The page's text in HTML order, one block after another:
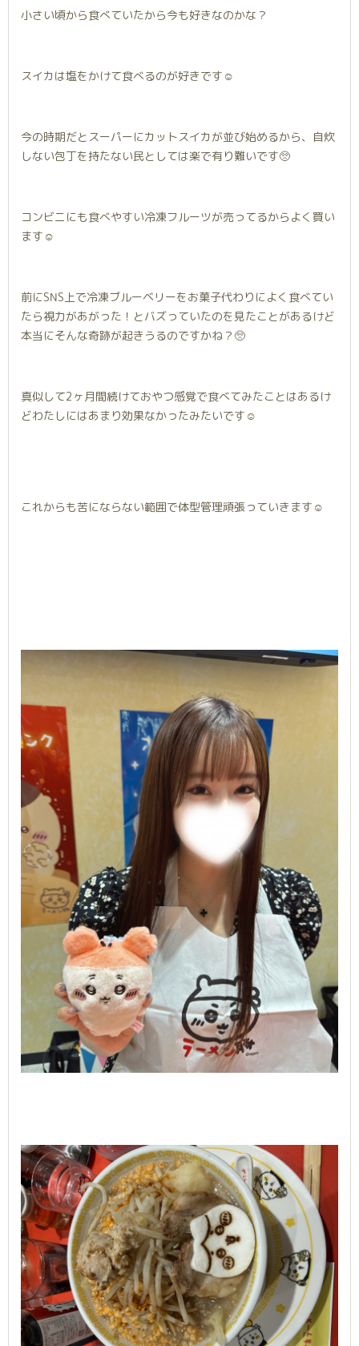
小さい頃から食べていたから今も好きなのかな？
スイカは塩をかけて食べるのが好きです☺️
今の時期だとスーパーにカットスイカが並び始めるから、自炊
しない包丁を持たない民としては楽で有り難いです🥺
コンビニにも食べやすい冷凍フルーツが売ってるからよく買い
ます☺️
前にSNS上で冷凍ブルーベリーをお菓子代わりによく食べてい
たら視力があがった！とバズっていたのを見たことがあるけど
本当にそんな奇跡が起きうるのですかね？🥺
真似して2ヶ月間続けておやつ感覚で食べてみたことはあるけ
どわたしにはあまり効果なかったみたいです☺️
これからも苦にならない範囲で体型管理頑張っていきます☺️